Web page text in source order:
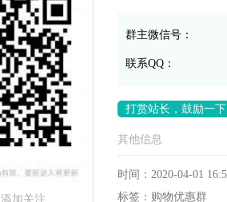
加关注
群主微信号：
联系QQ：
打赏站长，鼓励一
其他信息
时间： 2020-04-01
标签： 购物优惠群